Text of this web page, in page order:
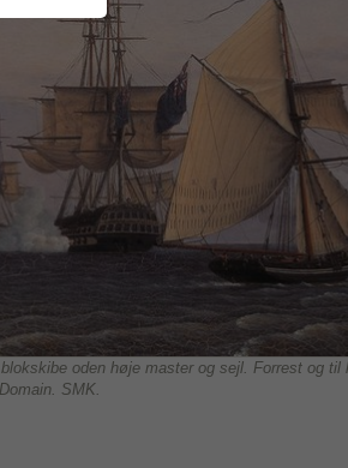
oden høje master og sejl. Forrest og til
SMK.